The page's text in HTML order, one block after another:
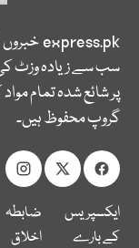
express.pk
سب سے زیادہ وزٹ
پر شائع شدہ تمام
گروپ محفوظ ہیں۔
ایکسپریس
کے بارے
ضابطہ
اخلاق